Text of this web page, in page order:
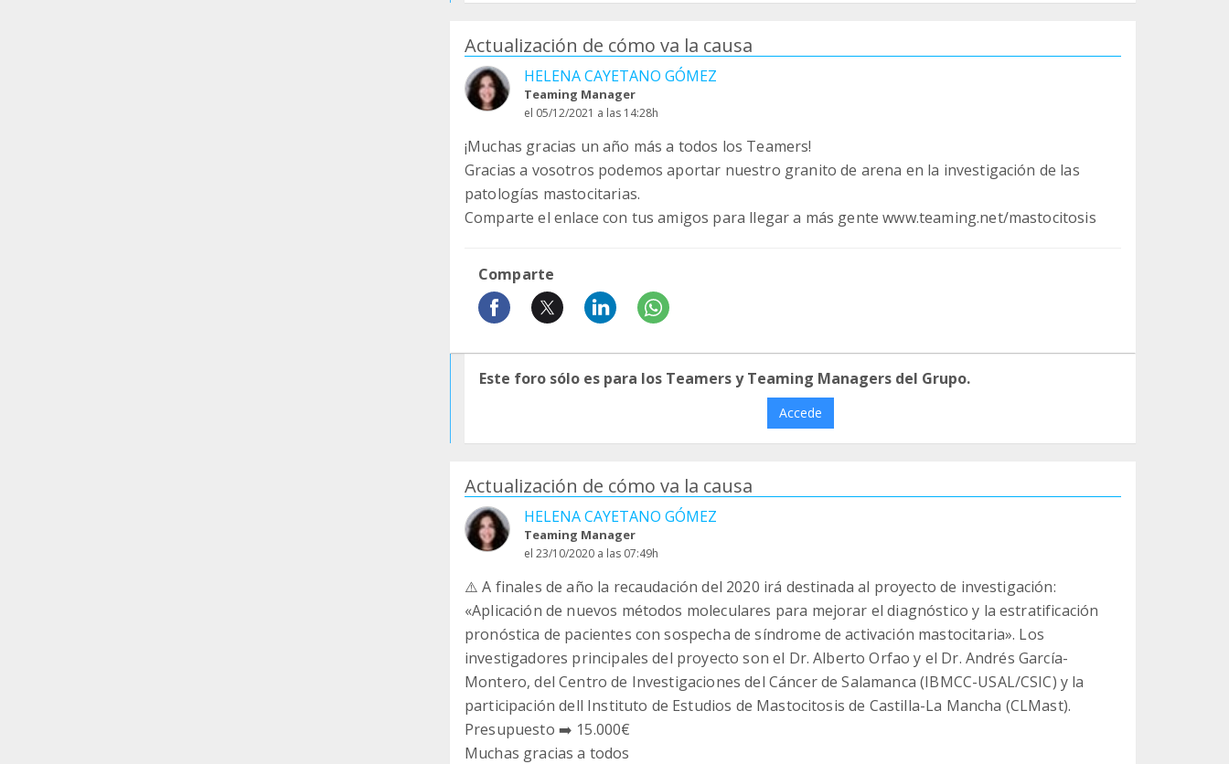
Actualización de cómo va la causa
HELENA CAYETANO GÓMEZ
Teaming Manager
el 05/12/2021 a las 14:28h
¡Muchas gracias un año más a todos los Teamers!
Gracias a vosotros podemos aportar nuestro granito de arena en la investigación de las
patologías mastocitarias.
Comparte el enlace con tus amigos para llegar a más gente www.teaming.net/mastocitosis
Comparte
Este foro sólo es para los Teamers y Teaming Managers del Grupo.
Accede
Actualización de cómo va la causa
HELENA CAYETANO GÓMEZ
Teaming Manager
el 23/10/2020 a las 07:49h
⚠️ A finales de año la recaudación del 2020 irá destinada al proyecto de investigación:
«Aplicación de nuevos métodos moleculares para mejorar el diagnóstico y la estratificación
pronóstica de pacientes con sospecha de síndrome de activación mastocitaria». Los
investigadores principales del proyecto son el Dr. Alberto Orfao y el Dr. Andrés García-
Montero, del Centro de Investigaciones del Cáncer de Salamanca (IBMCC-USAL/CSIC) y la
participación dell Instituto de Estudios de Mastocitosis de Castilla-La Mancha (CLMast).
Presupuesto ➡️ 15.000€
Muchas gracias a todos